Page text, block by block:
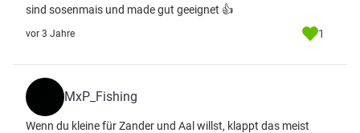
sind sosenmais und made gut geeignet 👍
vor 3 Jahre 1
MxP_Fishing
Wenn du kleine für Zander und Aal willst, klappt das meist